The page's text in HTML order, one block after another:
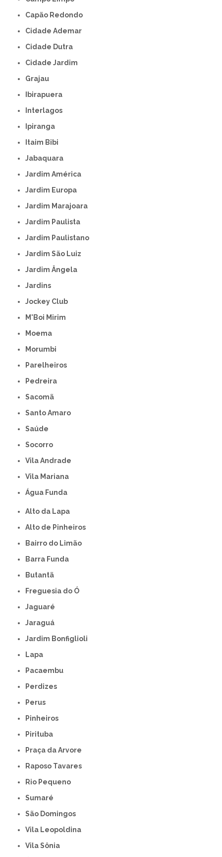
Capão Redondo
Cidade Ademar
Cidade Dutra
Cidade Jardim
Grajau
Ibirapuera
Interlagos
Ipiranga
Itaim Bibi
Jabaquara
Jardim América
Jardim Europa
Jardim Marajoara
Jardim Paulista
Jardim Paulistano
Jardim São Luiz
Jardim Ângela
Jardins
Jockey Club
M'Boi Mirim
Moema
Morumbi
Parelheiros
Pedreira
Sacomã
Santo Amaro
Saúde
Socorro
Vila Andrade
Vila Mariana
Água Funda
Alto da Lapa
Alto de Pinheiros
Bairro do Limão
Barra Funda
Butantã
Freguesia do Ó
Jaguaré
Jaraguá
Jardim Bonfiglioli
Lapa
Pacaembu
Perdizes
Perus
Pinheiros
Pirituba
Praça da Arvore
Raposo Tavares
Rio Pequeno
Sumaré
São Domingos
Vila Leopoldina
Vila Sônia